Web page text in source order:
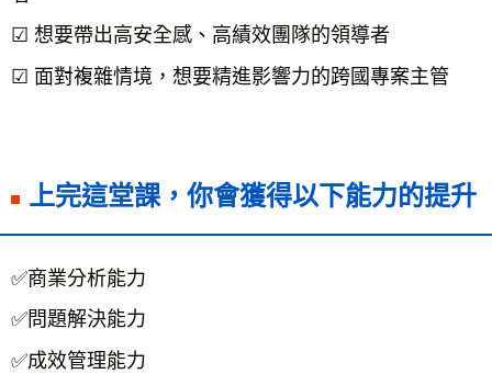
☑ 想要帶出高安全感、高績效團隊的領導者
☑ 面對複雜情境，想要精進影響力的跨國專案主管
上完這堂課，你會獲得以下能力的提升
✅商業分析能力
✅問題解決能力
✅成效管理能力